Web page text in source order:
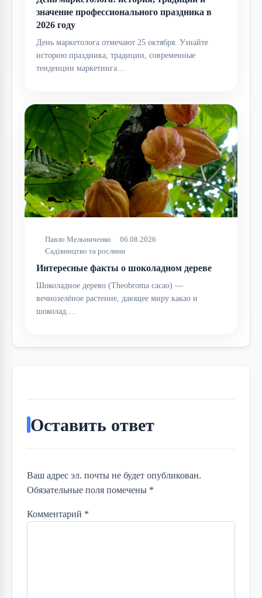
значение профессионального праздника в
2026 году
День маркетолога отмечают 25 октября. Узнайте
историю праздника, традиции, современные
тенденции маркетинга…
Павло Мельниченко
06.08.2026
Садівництво та рослини
Интересные факты о шоколадном дереве
Шоколадное дерево (Theobroma cacao) —
вечнозелёное растение, дающее миру какао и
шоколад.…
Оставить ответ
Ваш адрес эл. почты не будет опубликован.
Обязательные поля помечены *
Комментарий *